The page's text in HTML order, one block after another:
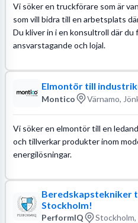
Vi söker en truckförare som är
som vill bidra till en arbetsplats
Du kliver in i en konsultroll där du
ansvarstagande och lojal.
Elmontör till
Montico Värnamo,
Vi söker en elmontör till en
och tillverkar produkter inom
energilösningar.
Beredskapstekniker
Stockholm!
PerformIQ